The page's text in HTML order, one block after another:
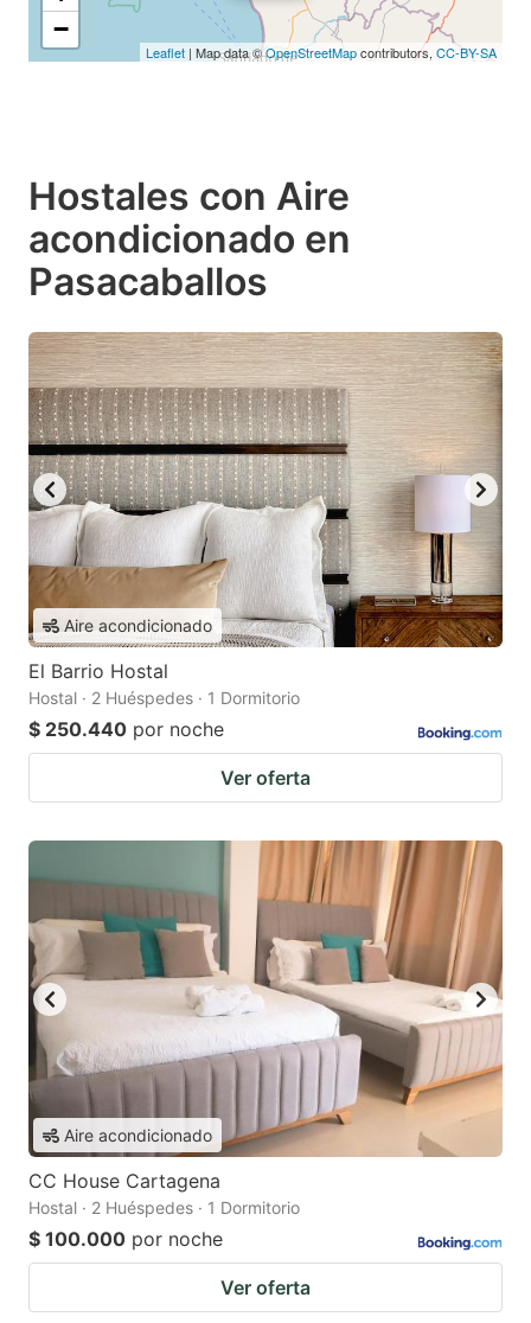
−
Leaflet | Map data ©OpenStreetMapcontributors, CC-BY-SA
Hostales con Aire
acondicionado en
Pasacaballos
Aire acondicionado
El Barrio Hostal
Hostal · 2 Huéspedes · 1 Dormitorio
$ 250.440 por noche
Ver oferta
Aire acondicionado
CC House Cartagena
Hostal · 2 Huéspedes · 1 Dormitorio
$ 100.000 por noche
Ver oferta